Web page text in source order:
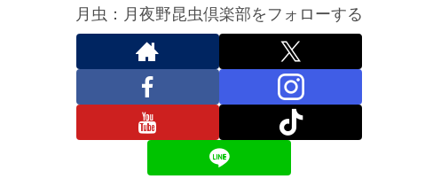
月虫：月夜野昆虫倶楽部をフォローする